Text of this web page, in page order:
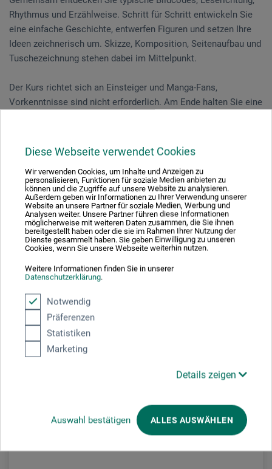
Diese Webseite verwendet Cookies
Wir verwenden Cookies, um Inhalte und Anzeigen zu
personalisieren, Funktionen für soziale Medien anbieten zu
können und die Zugriffe auf unsere Website zu analysieren.
Außerdem geben wir Informationen zu Ihrer Verwendung unserer
Website an unsere Partner für soziale Medien, Werbung und
Analysen weiter. Unsere Partner führen diese Informationen
möglicherweise mit weiteren Daten zusammen, die Sie ihnen
bereitgestellt haben oder die sie im Rahmen Ihrer Nutzung der
Dienste gesammelt haben. Sie geben Einwilligung zu unseren
Cookies, wenn Sie unsere Webseite weiterhin nutzen.
Weitere Informationen finden Sie in unserer
Datenschutzerklärung.
Notwendig
Präferenzen
Statistiken
Marketing
Details zeigen
Auswahl bestätigen ALLES AUSWÄHLEN
Rhythmus und Erzählweise. Schritt für Schritt entwickeln Sie
eine einfache Geschichte, entwerfen Figuren und setzen Ihre
Ideen zeichnerisch um. Skizze, Komposition, Seitenaufbau und
Tuschezeichnung stehen dabei im Mittelpunkt.
Der Kurs richtet sich an Einsteiger und Manga-Fans,
Vorkenntnisse sind nicht erforderlich. Am Ende halten Sie eine
Veranstaltungsdatum
20. Jun. 2026
10:30 - 14:30 Uhr
Sie schauen derzeitig auf eine vergangene
Veranstaltung
Veranstaltungsort
boesner Perl
Jeff La Rocca